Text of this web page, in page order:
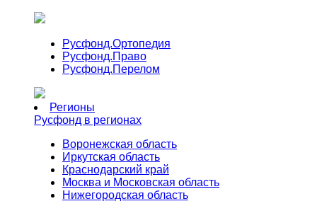
Русфонд.Ортопедия
Русфонд.Право
Русфонд.Перелом
Регионы
Русфонд в регионах
Воронежская область
Иркутская область
Краснодарский край
Москва и Московская область
Нижегородская область